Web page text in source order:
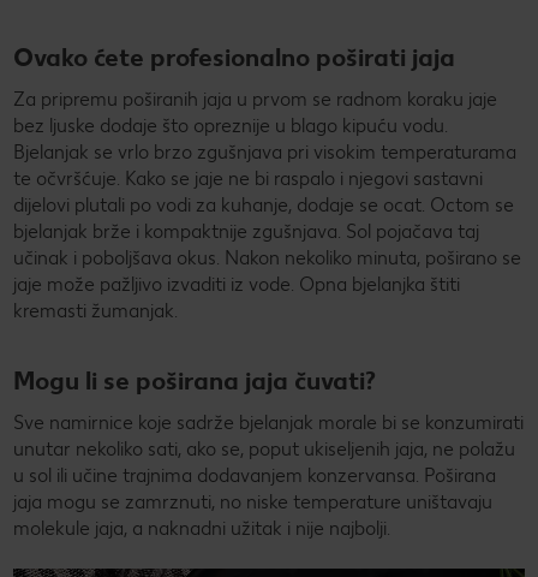
Ovako ćete profesionalno poširati jaja
Za pripremu poširanih jaja u prvom se radnom koraku jaje
bez ljuske dodaje što opreznije u blago kipuću vodu.
Bjelanjak se vrlo brzo zgušnjava pri visokim temperaturama
te očvršćuje. Kako se jaje ne bi raspalo i njegovi sastavni
dijelovi plutali po vodi za kuhanje, dodaje se ocat. Octom se
bjelanjak brže i kompaktnije zgušnjava. Sol pojačava taj
učinak i poboljšava okus. Nakon nekoliko minuta, poširano se
jaje može pažljivo izvaditi iz vode. Opna bjelanjka štiti
kremasti žumanjak.
Mogu li se poširana jaja čuvati?
Sve namirnice koje sadrže bjelanjak morale bi se konzumirati
unutar nekoliko sati, ako se, poput ukiseljenih jaja, ne polažu
u sol ili učine trajnima dodavanjem konzervansa. Poširana
jaja mogu se zamrznuti, no niske temperature uništavaju
molekule jaja, a naknadni užitak i nije najbolji.